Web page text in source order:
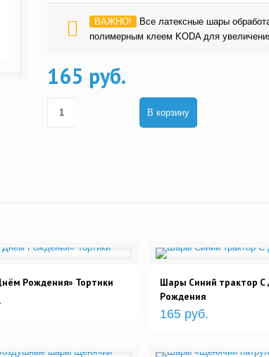
ВАЖНО!
Все латексные шары
полимерным клеем KODA для
165 руб.
В корзину
Рождения» Тортики
Шары Синий трактор С
Рождения
165 руб.